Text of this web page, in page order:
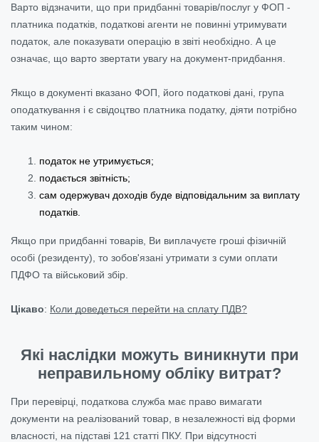
Варто відзначити, що при придбанні товарів/послуг у ФОП -
платника податків, податкові агенти не повинні утримувати
податок, але показувати операцію в звіті необхідно. А це
означає, що варто звертати увагу на документ-придбання.
Якщо в документі вказано ФОП, його податкові дані, група
оподаткування і є свідоцтво платника податку, діяти потрібно
таким чином:
податок не утримується;
подається звітність;
сам одержувач доходів буде відповідальним за виплату
податків.
Якщо при придбанні товарів, Ви виплачуєте гроші фізичній
особі (резиденту), то зобов'язані утримати з суми оплати
ПДФО та військовий збір.
Цікаво: Коли доведеться перейти на сплату ПДВ?
Які наслідки можуть виникнути при
неправильному обліку витрат?
При перевірці, податкова служба має право вимагати
документи на реалізований товар, в незалежності від форми
власності, на підставі 121 статті ПКУ. При відсутності